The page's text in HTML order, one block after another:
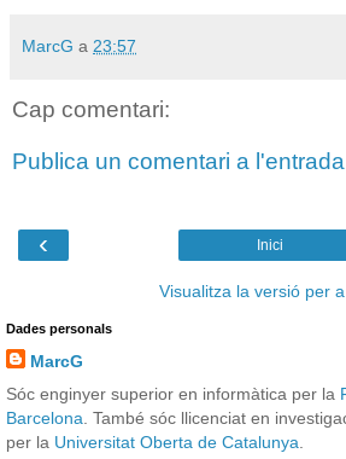
MarcG a 23:57
Cap comentari:
Publica un comentari a l'entrada
‹ Inici
Visualitza la versió per
Dades personals
MarcG
Sóc enginyer superior en informàtica per la
Barcelona . També sóc llicenciat en
per la Universitat Oberta de Catalunya